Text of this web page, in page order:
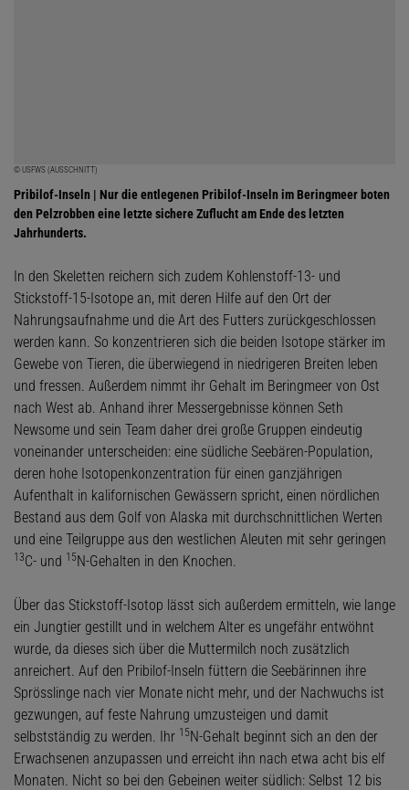
© USFWS (AUSSCHNITT)
Pribilof-Inseln | Nur die entlegenen Pribilof-Inseln im Beringmeer boten
den Pelzrobben eine letzte sichere Zuflucht am Ende des letzten
Jahrhunderts.
In den Skeletten reichern sich zudem Kohlenstoff-13- und
Stickstoff-15-Isotope an, mit deren Hilfe auf den Ort der
Nahrungsaufnahme und die Art des Futters zurückgeschlossen
werden kann. So konzentrieren sich die beiden Isotope stärker im
Gewebe von Tieren, die überwiegend in niedrigeren Breiten leben
und fressen. Außerdem nimmt ihr Gehalt im Beringmeer von Ost
nach West ab. Anhand ihrer Messergebnisse können Seth
Newsome und sein Team daher drei große Gruppen eindeutig
voneinander unterscheiden: eine südliche Seebären-Population,
deren hohe Isotopenkonzentration für einen ganzjährigen
Aufenthalt in kalifornischen Gewässern spricht, einen nördlichen
Bestand aus dem Golf von Alaska mit durchschnittlichen Werten
und eine Teilgruppe aus den westlichen Aleuten mit sehr geringen
13C- und 15N-Gehalten in den Knochen.
Über das Stickstoff-Isotop lässt sich außerdem ermitteln, wie lange
ein Jungtier gestillt und in welchem Alter es ungefähr entwöhnt
wurde, da dieses sich über die Muttermilch noch zusätzlich
anreichert. Auf den Pribilof-Inseln füttern die Seebärinnen ihre
Sprösslinge nach vier Monate nicht mehr, und der Nachwuchs ist
gezwungen, auf feste Nahrung umzusteigen und damit
selbstständig zu werden. Ihr 15N-Gehalt beginnt sich an den der
Erwachsenen anzupassen und erreicht ihn nach etwa acht bis elf
Monaten. Nicht so bei den Gebeinen weiter südlich: Selbst 12 bis